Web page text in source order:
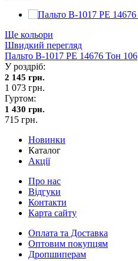
Ще кольори
Швидкий перегляд
Пальто В-1017 PE 14676 Тон 106
У роздріб:
2 145 грн.
1 073 грн.
Гуртом:
1 430 грн.
715 грн.
Новинки
Каталог
Акції
Про нас
Відгуки
Контакти
Карта сайту
Оплата та Доставка
Оптовим покупцям
Дропшиперам